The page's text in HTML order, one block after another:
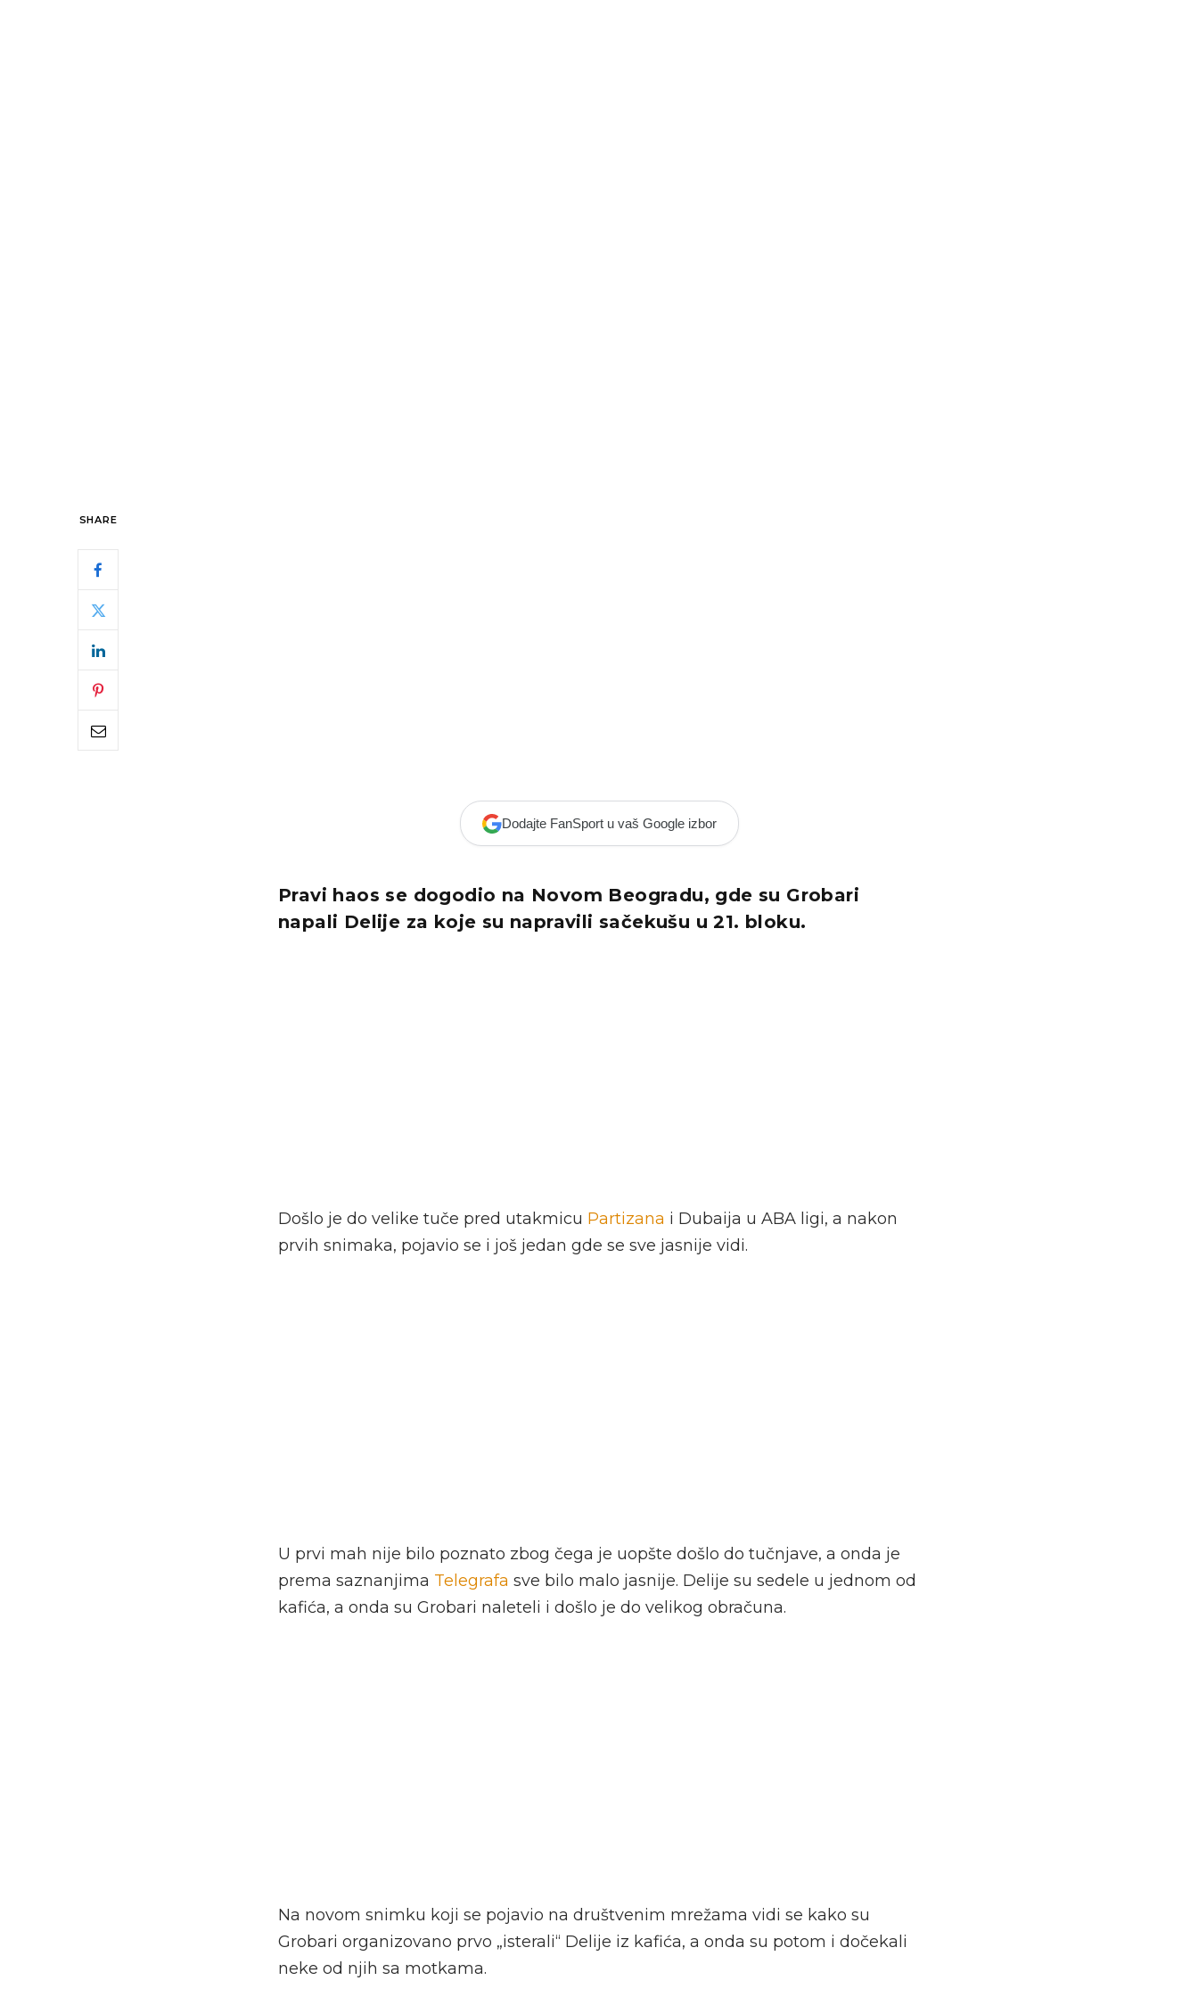
SHARE
Dodajte FanSport u vaš Google izbor
Pravi haos se dogodio na Novom Beogradu, gde su Grobari
napali Delije za koje su napravili sačekušu u 21. bloku.
Došlo je do velike tuče pred utakmicu Partizana i Dubaija u ABA ligi, a nakon
prvih snimaka, pojavio se i još jedan gde se sve jasnije vidi.
U prvi mah nije bilo poznato zbog čega je uopšte došlo do tučnjave, a onda je
prema saznanjima Telegrafa sve bilo malo jasnije. Delije su sedele u jednom od
kafića, a onda su Grobari naleteli i došlo je do velikog obračuna.
Na novom snimku koji se pojavio na društvenim mrežama vidi se kako su
Grobari organizovano prvo „isterali“ Delije iz kafića, a onda su potom i dočekali
neke od njih sa motkama.